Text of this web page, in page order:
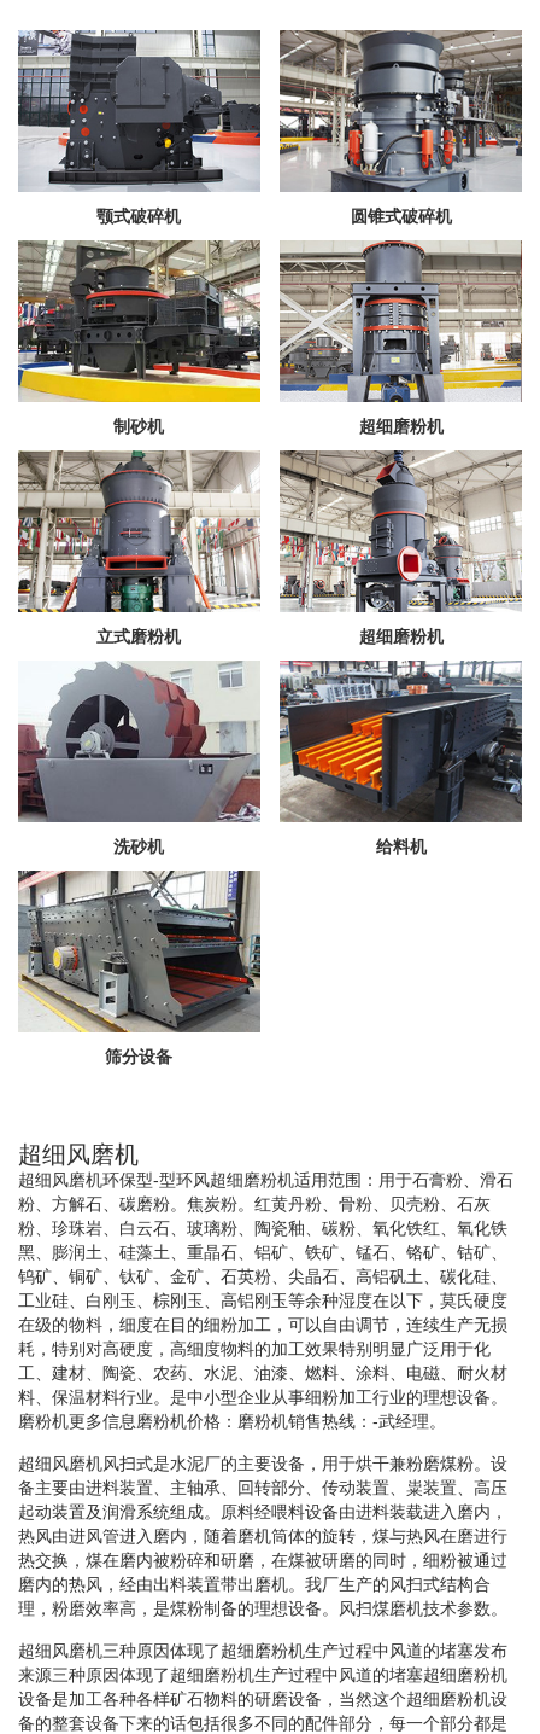
颚式破碎机 圆锥式破碎机
制砂机 超细磨粉机
立式磨粉机 超细磨粉机
洗砂机 给料机
筛分设备
超细风磨机
超细风磨机环保型-型环风超细磨粉机适用范围：用于石膏粉、滑石
粉、方解石、碳磨粉。焦炭粉。红黄丹粉、骨粉、贝壳粉、石灰
粉、珍珠岩、白云石、玻璃粉、陶瓷釉、碳粉、氧化铁红、氧化铁
黑、膨润土、硅藻土、重晶石、铝矿、铁矿、锰石、铬矿、钴矿、
钨矿、铜矿、钛矿、金矿、石英粉、尖晶石、高铝矾土、碳化硅、
工业硅、白刚玉、棕刚玉、高铝刚玉等余种湿度在以下，莫氏硬度
在级的物料，细度在目的细粉加工，可以自由调节，连续生产无损
耗，特别对高硬度，高细度物料的加工效果特别明显广泛用于化
工、建材、陶瓷、农药、水泥、油漆、燃料、涂料、电磁、耐火材
料、保温材料行业。是中小型企业从事细粉加工行业的理想设备。
磨粉机更多信息磨粉机价格：磨粉机销售热线：-武经理。
超细风磨机风扫式是水泥厂的主要设备，用于烘干兼粉磨煤粉。设
备主要由进料装置、主轴承、回转部分、传动装置、粜装置、高压
起动装置及润滑系统组成。原料经喂料设备由进料装载进入磨内，
热风由进风管进入磨内，随着磨机筒体的旋转，煤与热风在磨进行
热交换，煤在磨内被粉碎和研磨，在煤被研磨的同时，细粉被通过
磨内的热风，经由出料装置带出磨机。我厂生产的风扫式结构合
理，粉磨效率高，是煤粉制备的理想设备。风扫煤磨机技术参数。
超细风磨机三种原因体现了超细磨粉机生产过程中风道的堵塞发布
来源三种原因体现了超细磨粉机生产过程中风道的堵塞超细磨粉机
设备是加工各种各样矿石物料的研磨设备，当然这个超细磨粉机设
备的整套设备下来的话包括很多不同的配件部分，每一个部分都是